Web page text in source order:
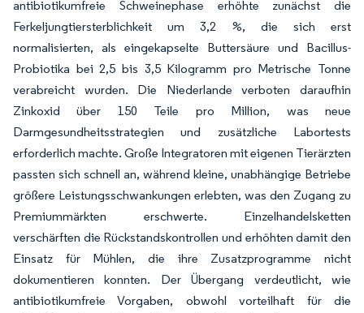
antibiotikumfreie Schweinephase erhöhte zunächst die
Ferkeljungtiersterblichkeit um 3,2 %, die sich erst
normalisierten, als eingekapselte Buttersäure und Bacillus-
Probiotika bei 2,5 bis 3,5 Kilogramm pro Metrische Tonne
verabreicht wurden. Die Niederlande verboten daraufhin
Zinkoxid über 150 Teile pro Million, was neue
Darmgesundheitsstrategien und zusätzliche Labortests
erforderlich machte. Große Integratoren mit eigenen Tierärzten
passten sich schnell an, während kleine, unabhängige Betriebe
größere Leistungsschwankungen erlebten, was den Zugang zu
Premiummärkten erschwerte. Einzelhandelsketten
verschärften die Rückstandskontrollen und erhöhten damit den
Einsatz für Mühlen, die ihre Zusatzprogramme nicht
dokumentieren konnten. Der Übergang verdeutlicht, wie
antibiotikumfreie Vorgaben, obwohl vorteilhaft für die